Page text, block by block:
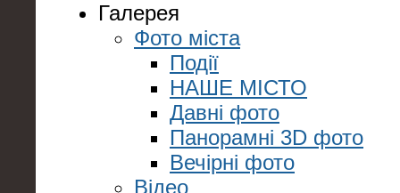
Галерея
Фото міста
Події
НАШЕ МІСТО
Давні фото
Панорамні 3D фото
Вечірні фото
Відео